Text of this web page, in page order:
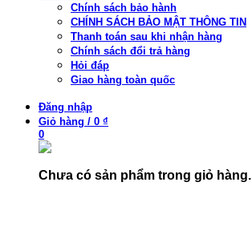
Chính sách bảo hành
CHÍNH SÁCH BẢO MẬT THÔNG TIN
Thanh toán sau khi nhận hàng
Chính sách đổi trả hàng
Hỏi đáp
Giao hàng toàn quốc
Đăng nhập
Giỏ hàng / 0 ₫
0
Chưa có sản phẩm trong giỏ hàng.